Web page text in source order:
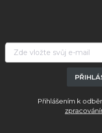
Přihlášením k